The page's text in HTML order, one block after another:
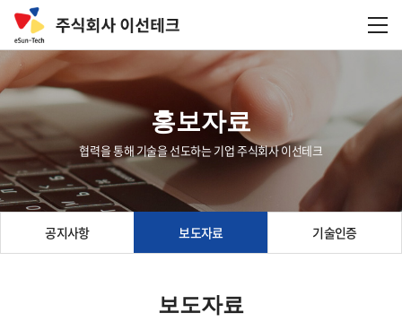
홍보자료
협력을 통해 기술을 선도하는 기업 주식회사 이선테크
공지사항 보도자료 기술인증
보도자료